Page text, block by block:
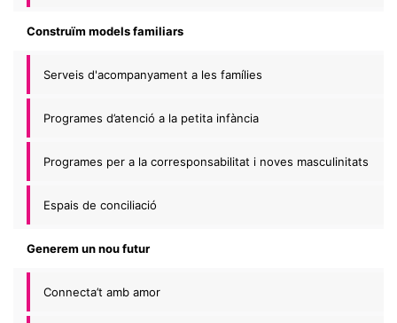
Construïm models familiars
Serveis d'acompanyament a les famílies
Programes d’atenció a la petita infància
Programes per a la corresponsabilitat i noves masculinitats
Espais de conciliació
Generem un nou futur
Connecta’t amb amor